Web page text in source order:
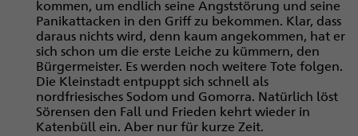
kommen, um endlich seine Angststörung und seine
Panikattacken in den Griff zu bekommen. Klar, dass
daraus nichts wird, denn kaum angekommen, hat er
sich schon um die erste Leiche zu kümmern, den
Bürgermeister. Es werden noch weitere Tote folgen.
Die Kleinstadt entpuppt sich schnell als
nordfriesisches Sodom und Gomorra. Natürlich löst
Sörensen den Fall und Frieden kehrt wieder in
Katenbüll ein. Aber nur für kurze Zeit.